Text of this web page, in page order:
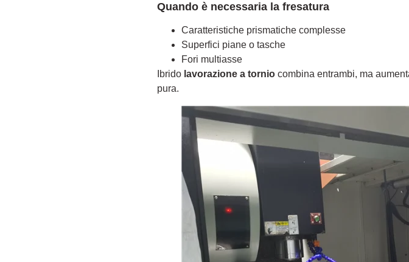
Quando è necessaria la fresatura
Caratteristiche prismatiche complesse
Superfici piane o tasche
Fori multiasse
Ibrido lavorazione a tornio combina entrambi, ma
pura.